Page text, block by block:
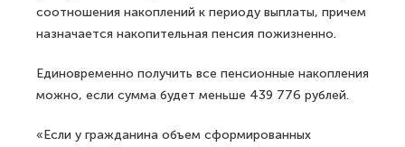
соотношения накоплений к периоду выплаты, причем
назначается накопительная пенсия пожизненно.
Единовременно получить все пенсионные накопления
можно, если сумма будет меньше 439 776 рублей.
«Если у гражданина объем сформированных